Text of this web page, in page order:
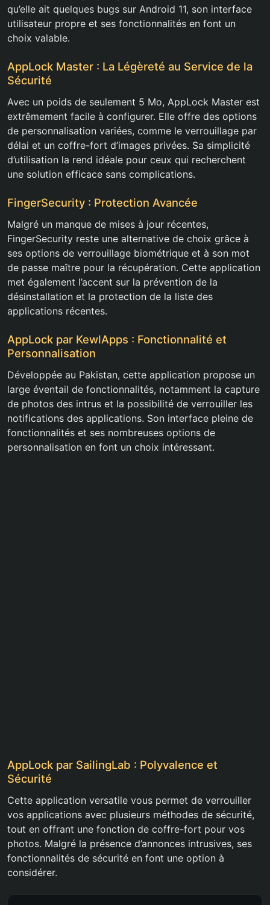
qu’elle ait quelques bugs sur Android 11, son interface
utilisateur propre et ses fonctionnalités en font un
choix valable.
AppLock Master : La Légèreté au Service de la
Sécurité
Avec un poids de seulement 5 Mo, AppLock Master est
extrêmement facile à configurer. Elle offre des options
de personnalisation variées, comme le verrouillage par
délai et un coffre-fort d’images privées. Sa simplicité
d’utilisation la rend idéale pour ceux qui recherchent
une solution efficace sans complications.
FingerSecurity : Protection Avancée
Malgré un manque de mises à jour récentes,
FingerSecurity reste une alternative de choix grâce à
ses options de verrouillage biométrique et à son mot
de passe maître pour la récupération. Cette application
met également l’accent sur la prévention de la
désinstallation et la protection de la liste des
applications récentes.
AppLock par KewlApps : Fonctionnalité et
Personnalisation
Développée au Pakistan, cette application propose un
large éventail de fonctionnalités, notamment la capture
de photos des intrus et la possibilité de verrouiller les
notifications des applications. Son interface pleine de
fonctionnalités et ses nombreuses options de
personnalisation en font un choix intéressant.
AppLock par SailingLab : Polyvalence et
Sécurité
Cette application versatile vous permet de verrouiller
vos applications avec plusieurs méthodes de sécurité,
tout en offrant une fonction de coffre-fort pour vos
photos. Malgré la présence d’annonces intrusives, ses
fonctionnalités de sécurité en font une option à
considérer.